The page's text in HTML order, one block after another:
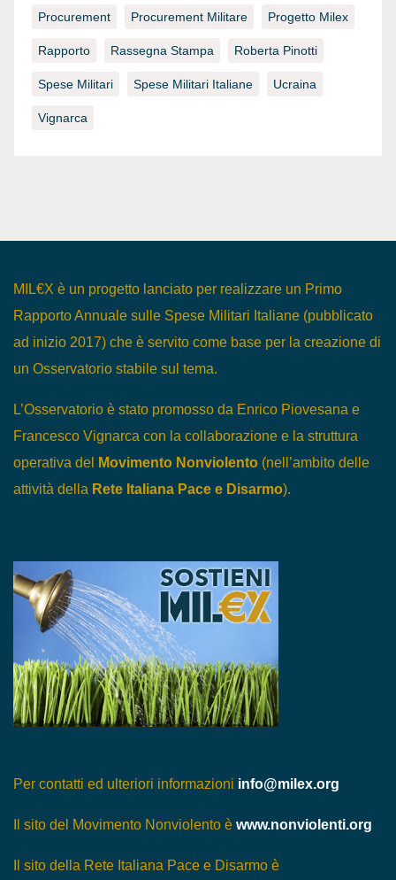
Procurement Procurement Militare Progetto Milex
Rapporto Rassegna Stampa Roberta Pinotti
Spese Militari Spese Militari Italiane Ucraina
Vignarca
MIL€X è un progetto lanciato per realizzare un Primo
Rapporto Annuale sulle Spese Militari Italiane (pubblicato
ad inizio 2017) che è servito come base per la creazione di
un Osservatorio stabile sul tema.
L’Osservatorio è stato promosso da Enrico Piovesana e
Francesco Vignarca con la collaborazione e la struttura
operativa del
Movimento Nonviolento (nell’ambito delle
attività della Rete Italiana Pace e Disarmo).
Per contatti ed ulteriori informazioni info@milex.org
Il sito del Movimento Nonviolento è www.nonviolenti.org
Il sito della Rete Italiana Pace e Disarmo è